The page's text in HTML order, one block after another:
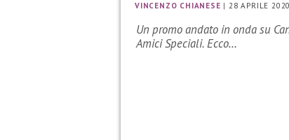
VINCENZO CHIANESE |28 APRILE 2020
Un promo andato in onda su
Amici Speciali. Ecco…